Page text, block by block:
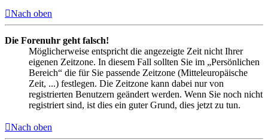
Nach oben
Die Forenuhr geht falsch!
Möglicherweise entspricht die angezeigte Zeit nicht Ihrer
eigenen Zeitzone. In diesem Fall sollten Sie im „Persönlichen
Bereich“ die für Sie passende Zeitzone (Mitteleuropäische
Zeit, ...) festlegen. Die Zeitzone kann dabei nur von
registrierten Benutzern geändert werden. Wenn Sie noch nicht
registriert sind, ist dies ein guter Grund, dies jetzt zu tun.
Nach oben